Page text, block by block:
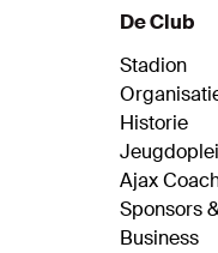
De Club
Stadion
Historie
Ajax
Sponsors
Business